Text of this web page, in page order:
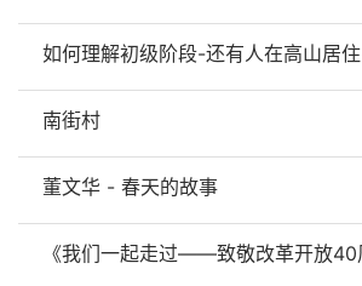
如何理解初级阶段-还有人在高山居住
南街村
董文华 - 春天的故事